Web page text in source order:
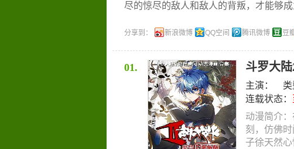
尽的惊尽的敌人和敌人的背叛，才能够
分享到： 新浪微博 QQ空间 腾讯微博 豆
01. 斗罗大
主演： 类
连载状态：
动漫简介
刻，仿佛
子徐天然